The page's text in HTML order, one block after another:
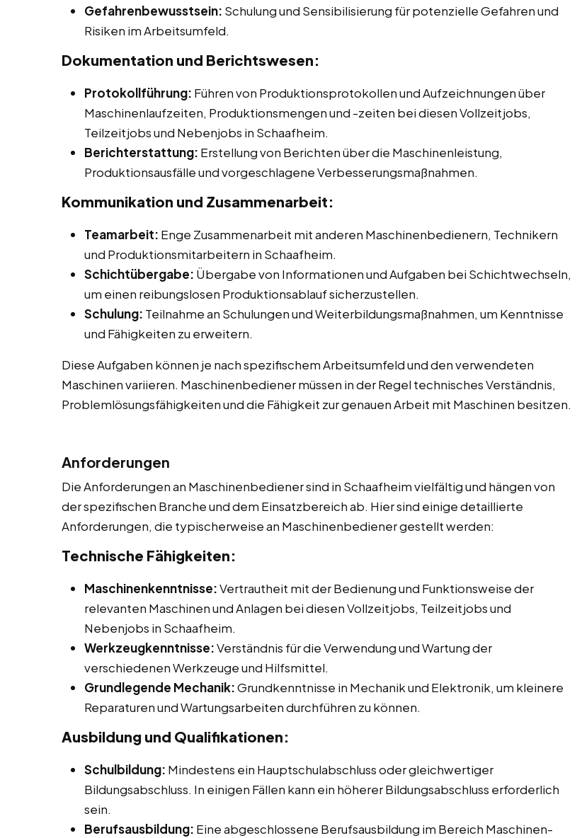
Gefahrenbewusstsein: Schulung und Sensibilisierung für potenzielle Gefahren und
Risiken im Arbeitsumfeld.
Dokumentation und Berichtswesen:
Protokollführung: Führen von Produktionsprotokollen und Aufzeichnungen über
Maschinenlaufzeiten, Produktionsmengen und -zeiten bei diesen Vollzeitjobs,
Teilzeitjobs und Nebenjobs in Schaafheim.
Berichterstattung: Erstellung von Berichten über die Maschinenleistung,
Produktionsausfälle und vorgeschlagene Verbesserungsmaßnahmen.
Kommunikation und Zusammenarbeit:
Teamarbeit: Enge Zusammenarbeit mit anderen Maschinenbedienern, Technikern
und Produktionsmitarbeitern in Schaafheim.
Schichtübergabe: Übergabe von Informationen und Aufgaben bei Schichtwechseln,
um einen reibungslosen Produktionsablauf sicherzustellen.
Schulung: Teilnahme an Schulungen und Weiterbildungsmaßnahmen, um Kenntnisse
und Fähigkeiten zu erweitern.
Diese Aufgaben können je nach spezifischem Arbeitsumfeld und den verwendeten
Maschinen variieren. Maschinenbediener müssen in der Regel technisches Verständnis,
Problemlösungsfähigkeiten und die Fähigkeit zur genauen Arbeit mit Maschinen besitzen.
Anforderungen
Die Anforderungen an Maschinenbediener sind in Schaafheim vielfältig und hängen von
der spezifischen Branche und dem Einsatzbereich ab. Hier sind einige detaillierte
Anforderungen, die typischerweise an Maschinenbediener gestellt werden:
Technische Fähigkeiten:
Maschinenkenntnisse:Vertrautheit mit der Bedienung und Funktionsweise der
relevanten Maschinen und Anlagen bei diesen Vollzeitjobs, Teilzeitjobs und
Nebenjobs in Schaafheim.
Werkzeugkenntnisse:Verständnis für die Verwendung und Wartung der
verschiedenen Werkzeuge und Hilfsmittel.
Grundlegende Mechanik:Grundkenntnisse in Mechanik und Elektronik, um kleinere
Reparaturen und Wartungsarbeiten durchführen zu können.
Ausbildung und Qualifikationen:
Schulbildung: Mindestens ein Hauptschulabschluss oder gleichwertiger
Bildungsabschluss. In einigen Fällen kann ein höherer Bildungsabschluss erforderlich
sein.
Berufsausbildung: Eine abgeschlossene Berufsausbildung im Bereich Maschinen-